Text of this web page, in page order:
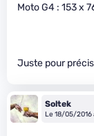
Moto G4 : 153 x
Juste pour
Soltek
Le 18/05/2016